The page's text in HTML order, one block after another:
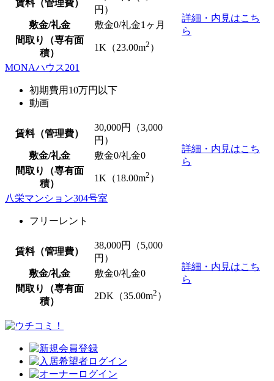
賃料（管理費）
円）
詳細・内見はこち
ら
敷金/礼金 敷金0/礼金1ヶ月
間取り（専有面
積）
1K（23.00m2 ）
MONAハウス201
初期費用10万円以下
動画
賃料（管理費）
30,000円（3,000
円）
詳細・内見はこち
ら
敷金/礼金 敷金0/礼金0
間取り（専有面
積）
1K（18.00m2 ）
八栄マンション304号室
フリーレント
賃料（管理費）
38,000円（5,000
円）
詳細・内見はこち
ら
敷金/礼金 敷金0/礼金0
間取り（専有面
積）
2DK（35.00m2 ）